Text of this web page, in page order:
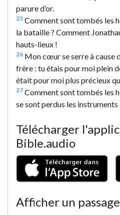
parure d’or.
25 Comment sont tombés les
la bataille ? Comment
hauts-lieux !
26 Mon cœur se serre à cause
frère : tu étais pour moi plein
était pour moi plus précieux
27 Comment sont tombés les
se sont perdus les instruments
Télécharger
Bible.audio
Afficher un passage